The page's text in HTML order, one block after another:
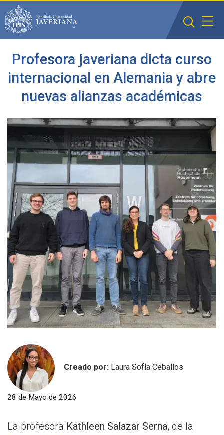
Saltar al contenido principal
Profesora javeriana dicta curso
internacional en Alemania y abre
nuevas alianzas académicas
Creado por: Laura Sofía Ceballos
28 de Mayo de 2026
La profesora Kathleen Salazar Serna, de la